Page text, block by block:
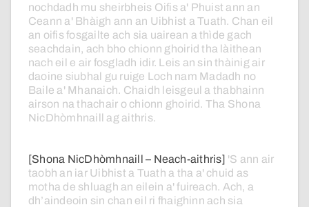
nochdadh mu sheirbheis Oifis a' Phuist ann an
Ceann a' Bhàigh ann an Uibhist a Tuath. Chan eil
an oifisfosgailte ach sia uairean a thìde gach
seachdain, ach bho chionn ghoirid tha làithean
nach eil e air fosgladh idir. Leis an sin thàinig air
daoine siubhal gu ruige Loch nam Madadh no
Baile a' Mhanaich. Chaidh leisgeul a thabhainn
airson na thachair o chionn ghoirid. Tha Shona
NicDhòmhnaill
ag aithris.
[Shona NicDhòmhnaill – Neach-aithris] 'S ann air
taobh an iar Uibhist a Tuath a tha a' chuid as
motha de shluagh an eilein a' fuireach. Ach, a
dh’aindeoin sin chan eil ri fhaighinn ach sia